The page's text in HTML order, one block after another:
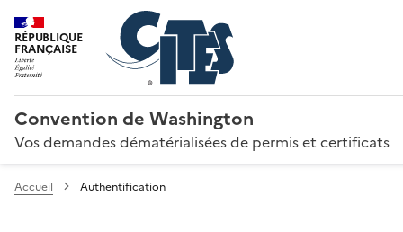
RÉPUBLIQUE
FRANÇAISE
Convention de Washington
Vos demandes dématérialisées de permis et certificats
Accueil Authentification